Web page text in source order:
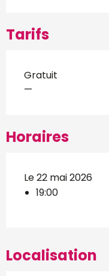
Tarifs
Gratuit
—
Horaires
Le 22 mai 2026
19:00
Localisation